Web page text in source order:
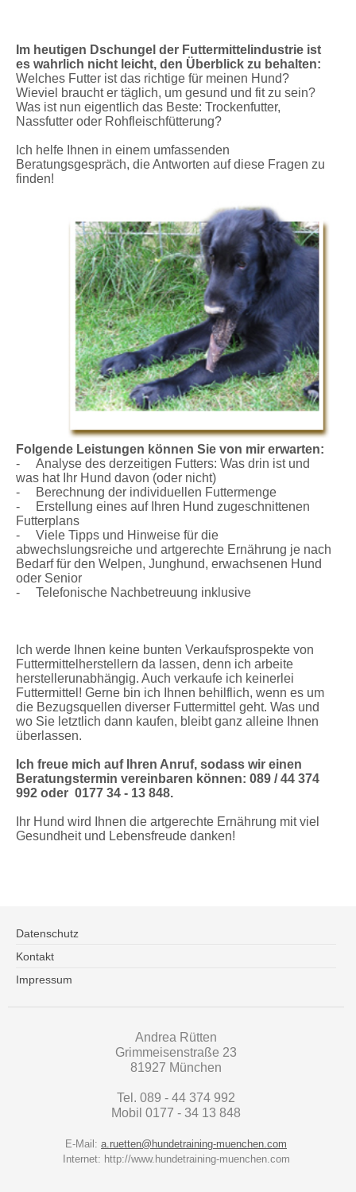
Im heutigen Dschungel der Futtermittelindustrie ist
es wahrlich nicht leicht, den Überblick zu behalten:
Welches Futter ist das richtige für meinen Hund?
Wieviel braucht er täglich, um gesund und fit zu sein?
Was ist nun eigentlich das Beste: Trockenfutter,
Nassfutter oder Rohfleischfütterung?
Ich helfe Ihnen in einem umfassenden
Beratungsgespräch, die Antworten auf diese Fragen zu
finden!
Folgende Leistungen können Sie von mir erwarten:
- Analyse des derzeitigen Futters: Was drin ist und
was hat Ihr Hund davon (oder nicht)
- Berechnung der individuellen Futtermenge
- Erstellung eines auf Ihren Hund zugeschnittenen
Futterplans
- Viele Tipps und Hinweise für die
abwechslungsreiche und artgerechte Ernährung je nach
Bedarf für den Welpen, Junghund, erwachsenen Hund
oder Senior
- Telefonische Nachbetreuung inklusive
Ich werde Ihnen keine bunten Verkaufsprospekte von
Futtermittelherstellern da lassen, denn ich arbeite
herstellerunabhängig. Auch verkaufe ich keinerlei
Futtermittel! Gerne bin ich Ihnen behilflich, wenn es um
die Bezugsquellen diverser Futtermittel geht. Was und
wo Sie letztlich dann kaufen, bleibt ganz alleine Ihnen
überlassen.
Ich freue mich auf Ihren Anruf, sodass wir einen
Beratungstermin vereinbaren können: 089 / 44 374
992 oder 0177 34 - 13 848.
Ihr Hund wird Ihnen die artgerechte Ernährung mit viel
Gesundheit und Lebensfreude danken!
Datenschutz
Kontakt
Impressum
Andrea Rütten
Grimmeisenstraße 23
81927 München
Tel. 089 - 44 374 992
Mobil 0177 - 34 13 848
E-Mail: a.ruetten@hundetraining-muenchen.com
Internet: http://www.hundetraining-muenchen.com